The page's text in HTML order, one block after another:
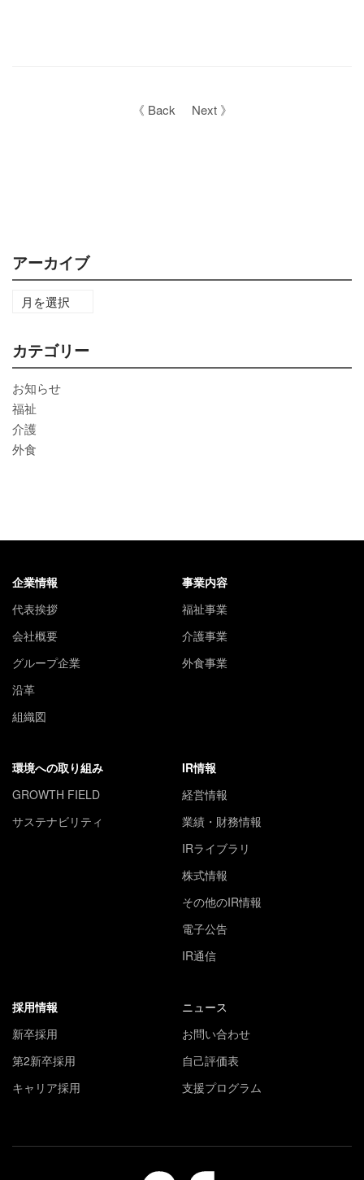
《 Back Next 》
アーカイブ
カテゴリー
お知らせ
福祉
介護
外食
企業情報
代表挨拶
会社概要
グループ企業
沿革
組織図
事業内容
福祉事業
介護事業
外食事業
環境への取り組み
GROWTH FIELD
サステナビリティ
IR情報
経営情報
業績・財務情報
IRライブラリ
株式情報
その他のIR情報
電子公告
IR通信
採用情報
新卒採用
第2新卒採用
キャリア採用
ニュース
お問い合わせ
自己評価表
支援プログラム